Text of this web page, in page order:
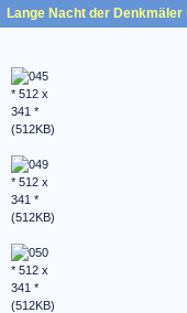
Lange Nacht der